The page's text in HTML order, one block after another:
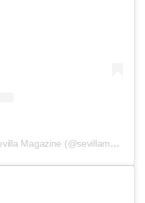
Una publicación compartida de Sevilla Magazine (@sevillamagazine)